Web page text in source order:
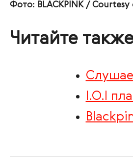
Фото: BLACKPINK /
Читайте
I.O.I